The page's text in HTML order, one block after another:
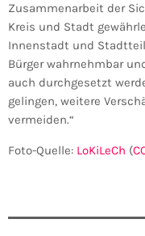
Zusammenarbeit der
Kreis und Stadt
Innenstadt und
Bürger wahrnehmbar
auch durchgesetzt
gelingen, weitere
vermeiden.“
Foto-Quelle: LoKiLeCh (